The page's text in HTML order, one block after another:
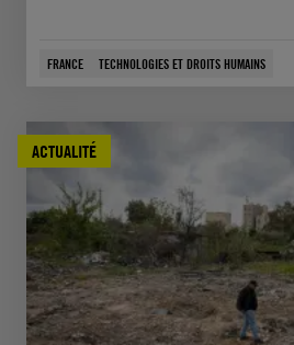
FRANCE TECHNOLOGIES ET DROITS HUMAINS
ACTUALITÉ